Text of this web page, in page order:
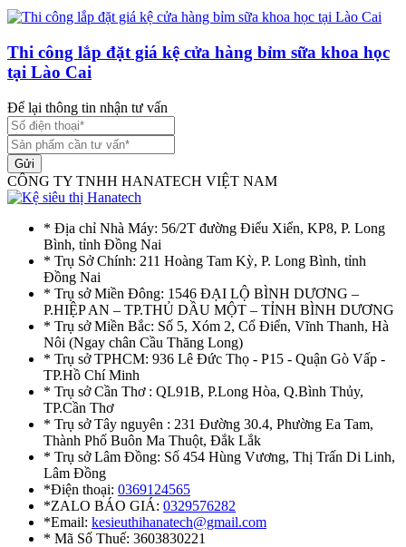
Thi công lắp đặt giá kệ cửa hàng bỉm sữa khoa học
tại Lào Cai
Để lại thông tin nhận tư vấn
Gửi
CÔNG TY TNHH HANATECH VIỆT NAM
* Địa chỉ Nhà Máy: 56/2T đường Điểu Xiển, KP8, P. Long
Bình, tỉnh Đồng Nai
* Trụ Sở Chính: 211 Hoàng Tam Kỳ, P. Long Bình, tỉnh
Đồng Nai
* Trụ sở Miền Đông: 1546 ĐẠI LỘ BÌNH DƯƠNG –
P.HIỆP AN – TP.THỦ DẦU MỘT – TỈNH BÌNH DƯƠNG
* Trụ sở Miền Bắc: Số 5, Xóm 2, Cổ Điển, Vĩnh Thanh, Hà
Nôi (Ngay chân Cầu Thăng Long)
* Trụ sở TPHCM: 936 Lê Đức Thọ - P15 - Quận Gò Vấp -
TP.Hồ Chí Minh
* Trụ sở Cần Thơ : QL91B, P.Long Hòa, Q.Bình Thủy,
TP.Cần Thơ
* Trụ sở Tây nguyên : 231 Đường 30.4, Phường Ea Tam,
Thành Phố Buôn Ma Thuột, Đắk Lắk
* Trụ sở Lâm Đồng: Số 454 Hùng Vương, Thị Trấn Di Linh,
Lâm Đồng
*Điện thoại: 0369124565
*ZALO BÁO GIÁ: 0329576282
*Email: kesieuthihanatech@gmail.com
* Mã Số Thuế: 3603830221